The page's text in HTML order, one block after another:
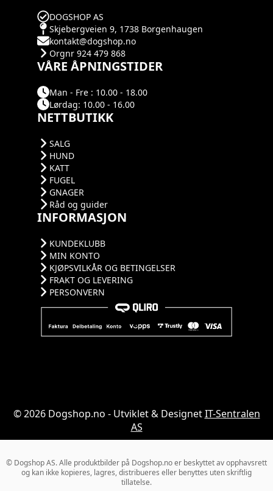
DOGSHOP AS
Skjebergveien 9, 1738 Borgenhaugen
kontakt@dogshop.no
Orgnr 924 479 868
VÅRE ÅPNINGSTIDER
Man - Fre : 10.00 - 18.00
Lørdag: 10.00 - 16.00
NETTBUTIKK
SALG
HUND
KATT
FUGEL
GNAGER
Råd og guider
INFORMASJON
KUNDEKLUBB
MIN KONTO
KJØPSVILKÅR OG BETINGELSER
FRAKT OG LEVERING
PERSONVERN
© 2026 Dogshop.no - Utviklet & DesignetIT-Sentralen
AS
© Dogshop AS. Alle produktbilder på Dogshop.no er beskyttet av opphavsrett
og kan ikke kopieres, lagres, distribueres eller benyttes uten skriftlig
tillatelse.